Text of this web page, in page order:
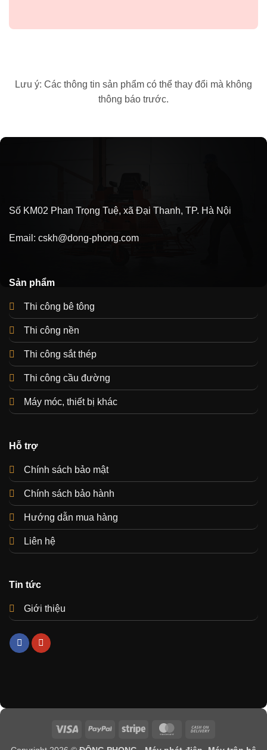
Lưu ý: Các thông tin sản phẩm có thể thay đổi mà không
thông báo trước.
Số KM02 Phan Trọng Tuệ, xã Đại Thanh, TP. Hà Nội
Email: cskh@dong-phong.com
Sản phẩm
Thi công bê tông
Thi công nền
Thi công sắt thép
Thi công cầu đường
Máy móc, thiết bị khác
Hỗ trợ
Chính sách bảo mật
Chính sách bảo hành
Hướng dẫn mua hàng
Liên hệ
Tin tức
Giới thiệu
Visa PayPal Stripe MasterCard